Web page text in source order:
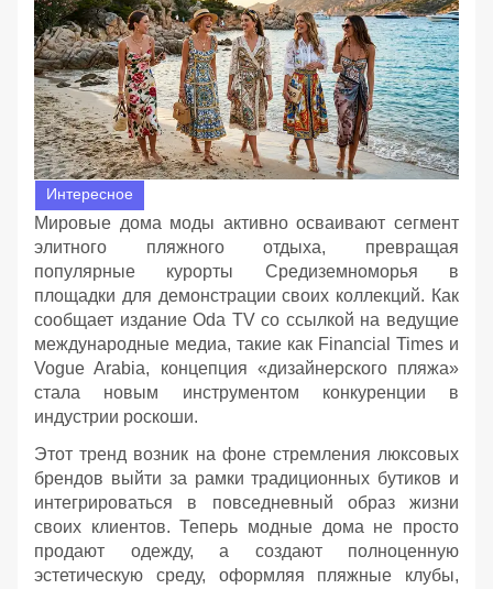
Интересное
Мировые дома моды активно осваивают сегмент
элитного пляжного отдыха, превращая
популярные курорты Средиземноморья в
площадки для демонстрации своих коллекций. Как
сообщает издание Oda TV со ссылкой на ведущие
международные медиа, такие как Financial Times и
Vogue Arabia, концепция «дизайнерского пляжа»
стала новым инструментом конкуренции в
индустрии роскоши.
Этот тренд возник на фоне стремления люксовых
брендов выйти за рамки традиционных бутиков и
интегрироваться в повседневный образ жизни
своих клиентов. Теперь модные дома не просто
продают одежду, а создают полноценную
эстетическую среду, оформляя пляжные клубы,